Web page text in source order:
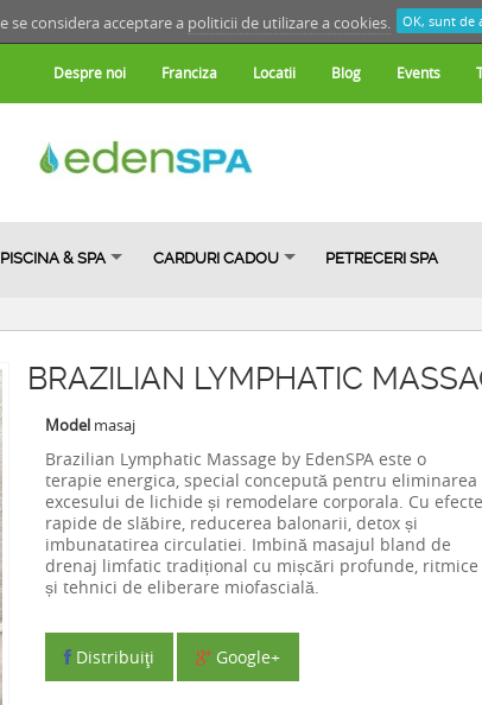
se considera acceptare a politicii de utilizare a cookies. OK, sunt de
Despre noi Franciza Locatii Blog Events
& SPA CARDURI CADOU PETRECERI SPA
BRAZILIAN LYMPHATIC
Model masaj
Brazilian Lymphatic Massage by EdenSPA este o
terapie energica, special concepută pentru eliminarea
excesului de lichide și remodelare corporala. Cu efecte
rapide de slăbire, reducerea balonarii, detox și
imbunatatirea circulatiei. Imbină masajul bland de
drenaj limfatic tradițional cu mișcări profunde, ritmice
și tehnici de eliberare miofascială.
Distribuiţi Google+